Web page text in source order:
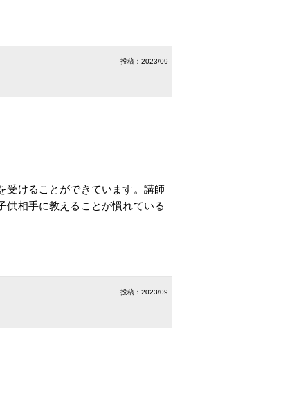
投稿：2023/09
受けることができています。講師
供相手に教えることが慣れている
投稿：2023/09